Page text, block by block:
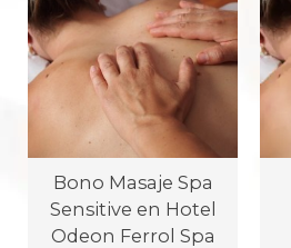
Bono Masaje Spa
Sensitive en Hotel
Odeon Ferrol Spa